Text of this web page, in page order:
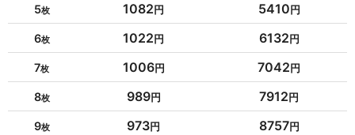
5 1082 5410
6 1022 6132
7 1006 7042
8 989 7912
9 973 8757